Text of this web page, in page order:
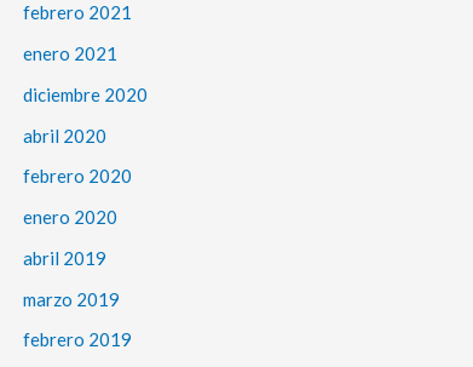
febrero 2021
enero 2021
diciembre 2020
abril 2020
febrero 2020
enero 2020
abril 2019
marzo 2019
febrero 2019